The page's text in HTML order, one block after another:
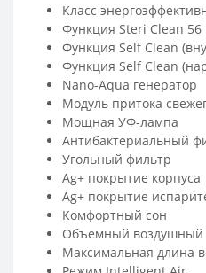
Класс
Функция Steri Clean 56
Функция Self Clean
Функция Self Clean
Nano-Aqua генератор
Модуль притока
Мощная УФ-лампа
Антибактериальный
Угольный фильтр
Ag+ покрытие корпуса
Ag+ покрытие
Комфортный сон
Объемный воздушный
Максимальная длина